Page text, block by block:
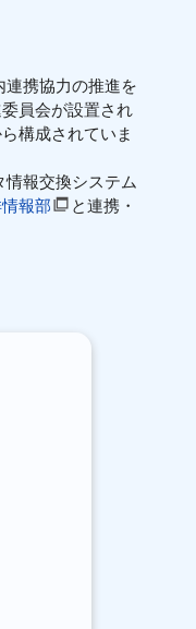
携協力の推進を
員会が設置され
構成されていま
情報交換システム
報部
と連携・